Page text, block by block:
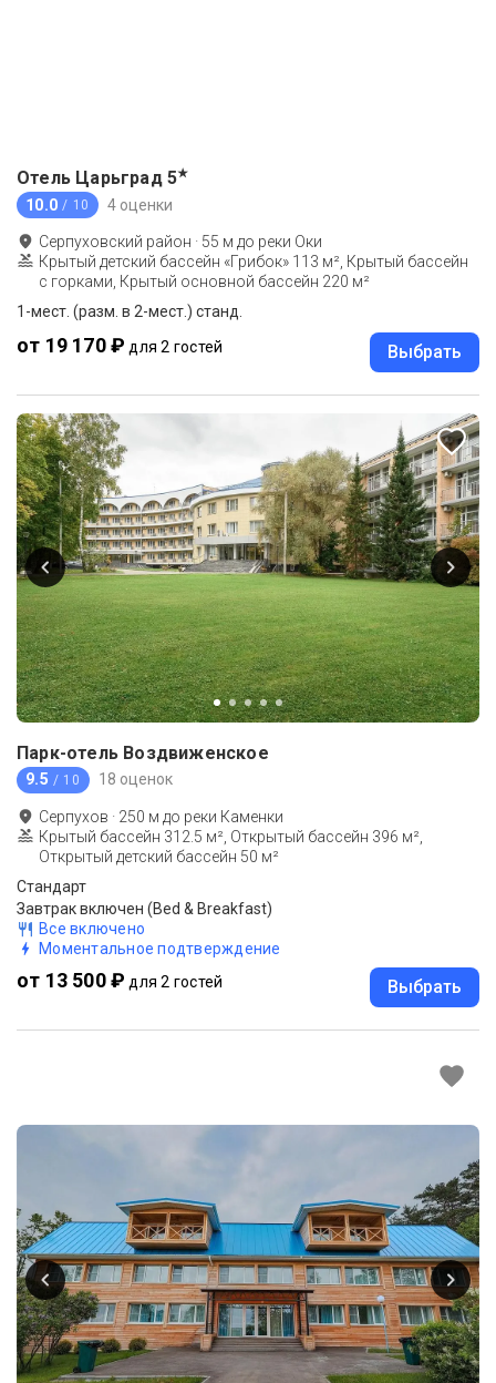
Отель Царьград 5★
10.0 / 10 4 оценки
Серпуховский район · 55 м до реки Оки
Крытый детский бассейн «Грибок» 113 м², Крытый бассейн
с горками, Крытый основной бассейн 220 м²
1-мест. (разм. в 2-мест.) станд.
от 19 170 ₽ для 2 гостей Выбрать
Парк-отель Воздвиженское
9.5 / 10 18 оценок
Серпухов · 250 м до реки Каменки
Крытый бассейн 312.5 м², Открытый бассейн 396 м²,
Открытый детский бассейн 50 м²
Стандарт
Завтрак включен (Bed & Breakfast)
Все включено
Моментальное подтверждение
от 13 500 ₽ для 2 гостей Выбрать